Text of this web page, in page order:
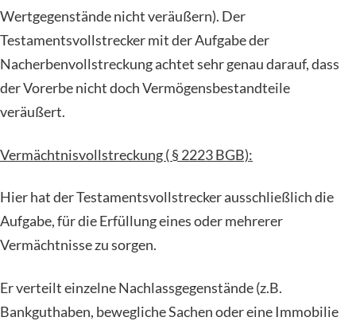
Wertgegenstände nicht veräußern). Der
Testamentsvollstrecker mit der Aufgabe der
Nacherbenvollstreckung achtet sehr genau darauf, dass
der Vorerbe nicht doch Vermögensbestandteile
veräußert.
Vermächtnisvollstreckung ( § 2223 BGB):
Hier hat der Testamentsvollstrecker ausschließlich die
Aufgabe, für die Erfüllung eines oder mehrerer
Vermächtnisse zu sorgen.
Er verteilt einzelne Nachlassgegenstände (z.B.
Bankguthaben, bewegliche Sachen oder eine Immobilie